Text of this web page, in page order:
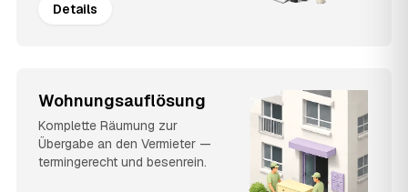
Details
Wohnungsauflösung
Komplette Räumung zur
Übergabe an den Vermieter —
termingerecht und besenrein.